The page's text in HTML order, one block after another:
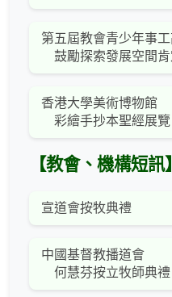
第五屆教會青少年事
鼓勵探索發展空間肯
香港大學美術博物館
彩繪手抄本聖經展覽
【教會、機構短訊】
宣道會按牧典禮
中國基督教播道會
何慧芬按立牧師典禮